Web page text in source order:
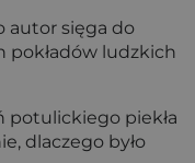
autor sięga do
pokładów ludzkich
potulickiego piekła
dlaczego było